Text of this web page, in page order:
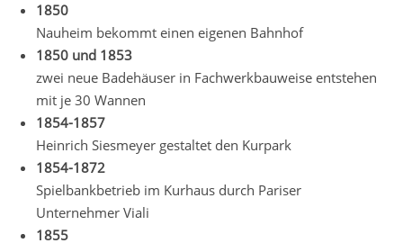
1850
Nauheim bekommt einen eigenen Bahnhof
1850 und 1853
zwei neue Badehäuser in Fachwerkbauweise entstehen
mit je 30 Wannen
1854-1857
Heinrich Siesmeyer gestaltet den Kurpark
1854-1872
Spielbankbetrieb im Kurhaus durch Pariser
Unternehmer Viali
1855